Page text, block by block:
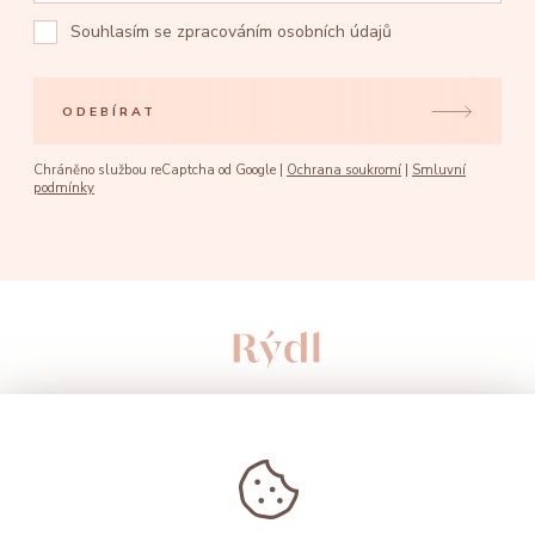
Souhlasím se zpracováním osobních údajů
ODEBÍRAT
Chráněno službou reCaptcha od Google | Ochrana soukromí
Smluvní
podmínky